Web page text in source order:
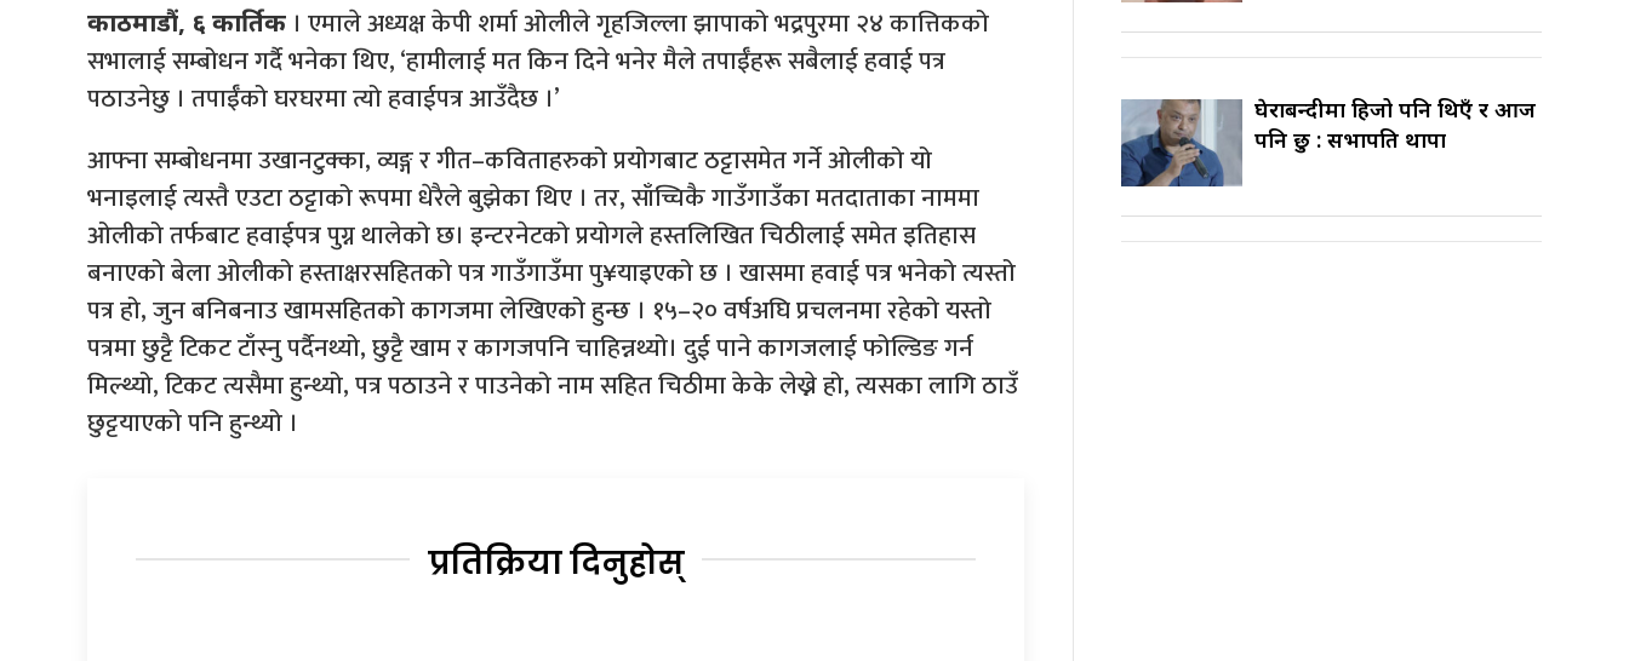
काठमाडौं, ६ कार्तिक । एमाले अध्यक्ष केपी शर्मा ओलीले गृहजिल्ला झापाको भद्रपुरमा २४ कात्तिकको
सभालाई सम्बोधन गर्दै भनेका थिए, ‘हामीलाई मत किन दिने भनेर मैले तपाईँहरू सबैलाई हवाई पत्र
पठाउनेछु । तपाईँको घरघरमा त्यो हवाईपत्र आउँदैछ ।’
आफ्ना सम्बोधनमा उखानटुक्का, व्यङ्ग र गीत–कविताहरुको प्रयोगबाट ठट्टासमेत गर्ने ओलीको यो
भनाइलाई त्यस्तै एउटा ठट्टाको रूपमा धेरैले बुझेका थिए । तर, साँच्चिकै गाउँगाउँका मतदाताका नाममा
ओलीको तर्फबाट हवाईपत्र पुग्न थालेको छ। इन्टरनेटको प्रयोगले हस्तलिखित चिठीलाई समेत इतिहास
बनाएको बेला ओलीको हस्ताक्षरसहितको पत्र गाउँगाउँमा पु¥याइएको छ । खासमा हवाई पत्र भनेको त्यस्तो
पत्र हो, जुन बनिबनाउ खामसहितको कागजमा लेखिएको हुन्छ । १५–२० वर्षअघि प्रचलनमा रहेको यस्तो
पत्रमा छुट्टै टिकट टाँस्नु पर्दैनथ्यो, छुट्टै खाम र कागजपनि चाहिन्नथ्यो। दुई पाने कागजलाई फोल्डिङ गर्न
मिल्थ्यो, टिकट त्यसैमा हुन्थ्यो, पत्र पठाउने र पाउनेको नाम सहित चिठीमा केके लेख्ने हो, त्यसका लागि ठाउँ
छुट्टयाएको पनि हुन्थ्यो ।
प्रतिक्रिया दिनुहोस्
घेराबन्दीमा हिजो पनि थिएँ र आज
पनि छु : सभापति थापा